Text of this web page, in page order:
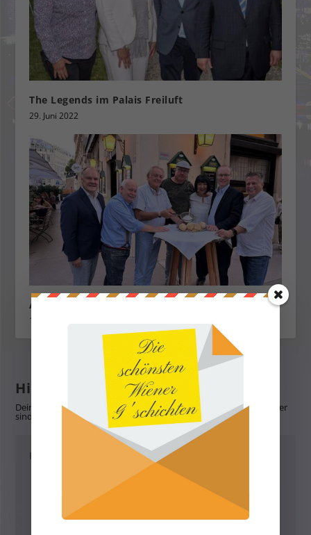
The Legends im Palais Freiluft
29. Juni 2022
Auf zum fröhlichen Marillenknödel schmausen!
1. September 2023
Hinterlasse eine Antwort
Deine E-Mail-Adresse wird nicht veröffentlicht. Erforderliche Felder
sind mit markiert